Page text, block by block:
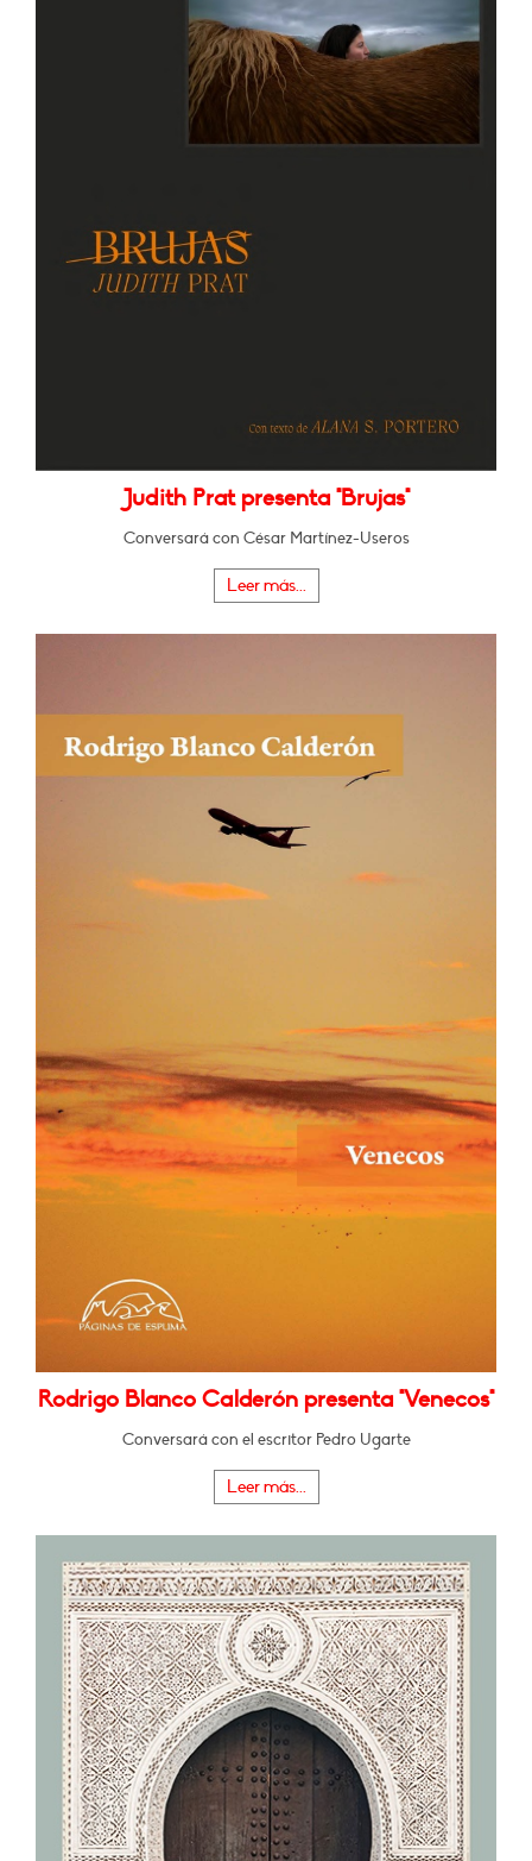
Judith Prat presenta "Brujas"
Conversará con César Martínez-Useros
Leer más...
Rodrigo Blanco Calderón presenta "Venecos"
Conversará con el escritor Pedro Ugarte
Leer más...